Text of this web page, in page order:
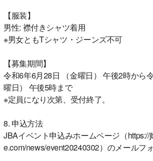
【服装】
男性: 襟付きシャツ着用
※男女ともTシャツ・ジーンズ不可
【募集期間】
令和6年6月28日 （金曜日） 午後2時から
曜日） 午後5時まで
※定員になり次第、受付終了。
8. 申込方法
JBAイベント申込みホームページ（https://
e.com/news/event20240302）のメールフ